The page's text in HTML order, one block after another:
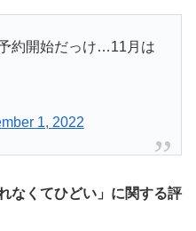
約開始だっけ…11月は
1, 2022
なくてひどい」に関する評